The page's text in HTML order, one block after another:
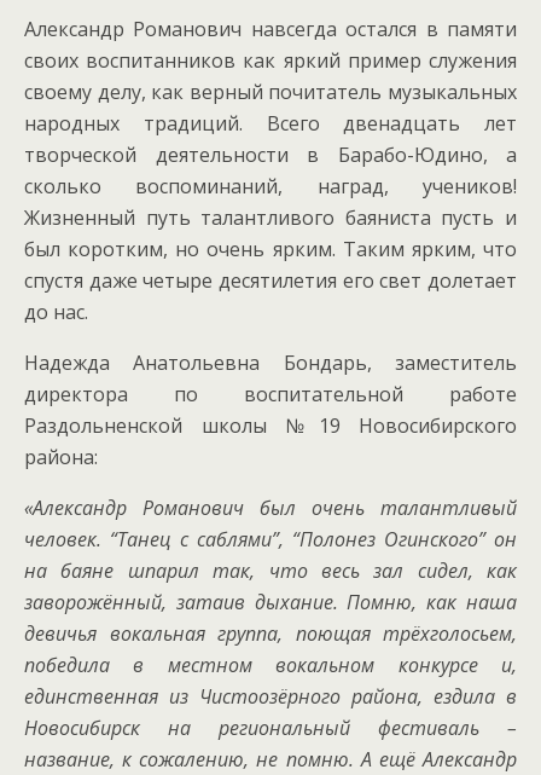
Александр Романович навсегда остался в памяти
своих воспитанников как яркий пример служения
своему делу, как верный почитатель музыкальных
народных традиций. Всего двенадцать лет
творческой деятельности в Барабо-Юдино, а
сколько воспоминаний, наград, учеников!
Жизненный путь талантливого баяниста пусть и
был коротким, но очень ярким. Таким ярким, что
спустя даже четыре десятилетия его свет долетает
до нас.
Надежда Анатольевна Бондарь, заместитель
директора по воспитательной работе
Раздольненской школы №19 Новосибирского
района:
«Александр Романович был очень талантливый
человек. “Танец с саблями”, “Полонез Огинского” он
на баяне шпарил так, что весь зал сидел, как
заворожённый, затаив дыхание. Помню, как наша
девичья вокальная группа, поющая трёхголосьем,
победила в местном вокальном конкурсе и,
единственная из Чистоозёрного района, ездила в
Новосибирск на региональный фестиваль –
название, к сожалению, не помню. А ещё Александр